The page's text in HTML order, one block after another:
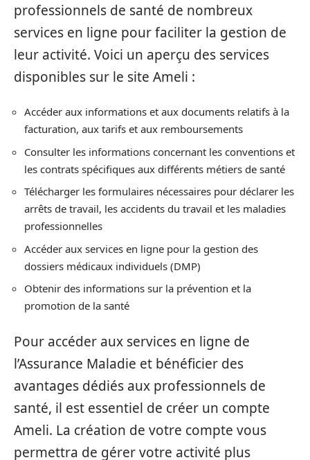
professionnels de santé de nombreux
services en ligne pour faciliter la gestion de
leur activité. Voici un aperçu des services
disponibles sur le site Ameli :
Accéder aux informations et aux documents relatifs à la
facturation, aux tarifs et aux remboursements
Consulter les informations concernant les conventions et
les contrats spécifiques aux différents métiers de santé
Télécharger les formulaires nécessaires pour déclarer les
arrêts de travail, les accidents du travail et les maladies
professionnelles
Accéder aux services en ligne pour la gestion des
dossiers médicaux individuels (DMP)
Obtenir des informations sur la prévention et la
promotion de la santé
Pour accéder aux services en ligne de
l’Assurance Maladie et bénéficier des
avantages dédiés aux professionnels de
santé, il est essentiel de créer un compte
Ameli. La création de votre compte vous
permettra de gérer votre activité plus